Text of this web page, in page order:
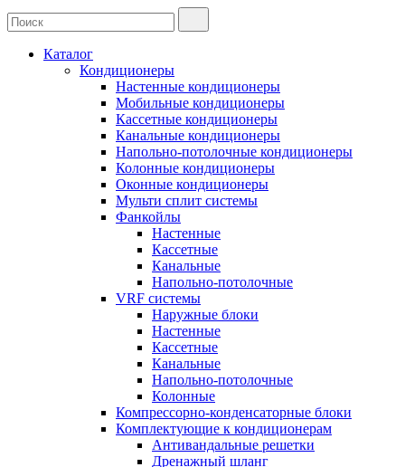
Каталог
Кондиционеры
Настенные кондиционеры
Мобильные кондиционеры
Кассетные кондиционеры
Канальные кондиционеры
Напольно-потолочные кондиционеры
Колонные кондиционеры
Оконные кондиционеры
Мульти сплит системы
Фанкойлы
Настенные
Кассетные
Канальные
Напольно-потолочные
VRF системы
Наружные блоки
Настенные
Кассетные
Канальные
Напольно-потолочные
Колонные
Компрессорно-конденсаторные блоки
Комплектующие к кондиционерам
Антивандальные решетки
Дренажный шланг